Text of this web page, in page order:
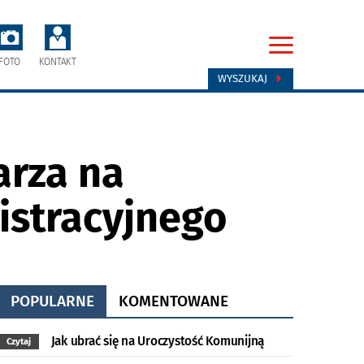
FOTO KONTAKT
WYSZUKAJ
na
POPULARNE KOMENTOWANE
Czytaj Jak ubrać się na Uroczystość Komunijną